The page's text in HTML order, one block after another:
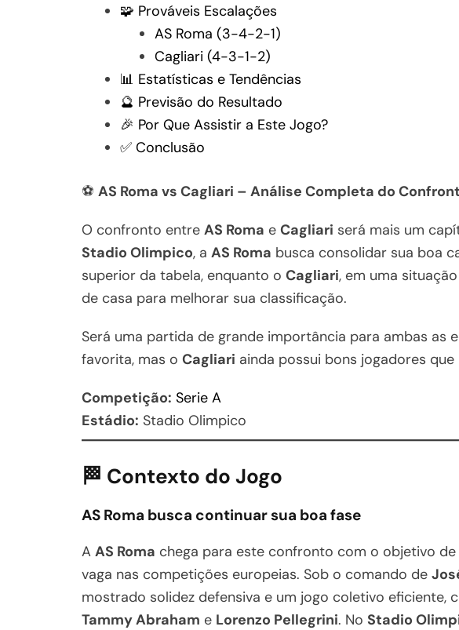
🧩 Prováveis Escalações
AS Roma (3-4-2-1)
Cagliari (4-3-1-2)
📊 Estatísticas e Tendências
🔮 Previsão do Resultado
🎉 Por Que Assistir a Este Jogo?
✅ Conclusão
⚽ AS Roma vs Cagliari – Análise Completa do
O confronto entre AS Roma e Cagliari será mais um
Stadio Olimpico, a AS Roma busca consolidar sua boa
superior da tabela, enquanto o Cagliari, em uma
de casa para melhorar sua classificação.
Será uma partida de grande importância para ambas as
favorita, mas o Cagliari ainda possui bons jogadores
Competição: Serie A
Estádio: Stadio Olimpico
🏁 Contexto do Jogo
AS Roma busca continuar sua boa fase
A AS Roma chega para este confronto com o objetivo
vaga nas competições europeias. Sob o comando de
mostrado solidez defensiva e um jogo coletivo eficiente,
Tammy Abraham e Lorenzo Pellegrini. No Stadio